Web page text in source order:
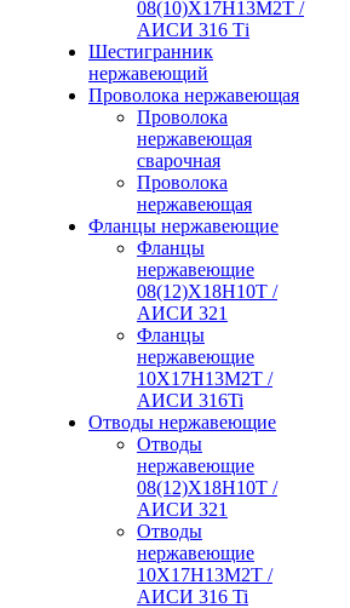
08(10)Х17Н13М2Т /
АИСИ 316 Тi
Шестигранник
нержавеющий
Проволока нержавеющая
Проволока
нержавеющая
сварочная
Проволока
нержавеющая
Фланцы нержавеющие
Фланцы
нержавеющие
08(12)Х18Н10Т /
АИСИ 321
Фланцы
нержавеющие
10Х17Н13М2Т /
АИСИ 316Ti
Отводы нержавеющие
Отводы
нержавеющие
08(12)Х18Н10Т /
АИСИ 321
Отводы
нержавеющие
10Х17Н13М2Т /
АИСИ 316 Ti